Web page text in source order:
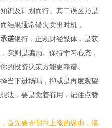
识及计划而行。其二误区乃是
结果通常错失卖出时机 。
诺银行，正规财经媒体，是获
实则是骗局。保持学习心态，
的投资决策方能更靠谱。
当下进场吗，抑或是再度观望
法，要是觉着有用，记住点赞
首先要弄明白上涨的缘由，接